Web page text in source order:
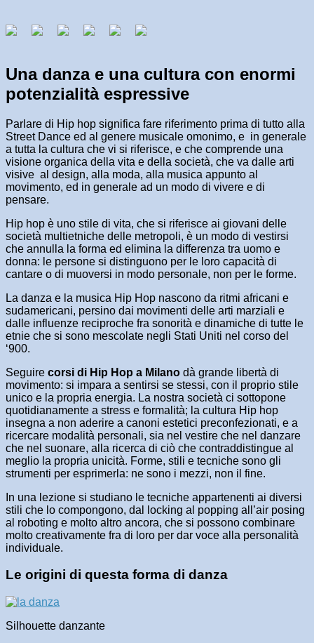
Una danza e una cultura con enormi
potenzialità espressive
Parlare di Hip hop significa fare riferimento prima di tutto alla
Street Dance ed al genere musicale omonimo, e in generale
a tutta la cultura che vi si riferisce, e che comprende una
visione organica della vita e della società, che va dalle arti
visive al design, alla moda, alla musica appunto al
movimento, ed in generale ad un modo di vivere e di
pensare.
Hip hop è uno stile di vita, che si riferisce ai giovani delle
società multietniche delle metropoli, è un modo di vestirsi
che annulla la forma ed elimina la differenza tra uomo e
donna: le persone si distinguono per le loro capacità di
cantare o di muoversi in modo personale, non per le forme.
La danza e la musica Hip Hop nascono da ritmi africani e
sudamericani, persino dai movimenti delle arti marziali e
dalle influenze reciproche fra sonorità e dinamiche di tutte le
etnie che si sono mescolate negli Stati Uniti nel corso del
‘900.
Seguire corsi di Hip Hop a Milano dà grande libertà di
movimento: si impara a sentirsi se stessi, con il proprio stile
unico e la propria energia. La nostra società ci sottopone
quotidianamente a stress e formalità; la cultura Hip hop
insegna a non aderire a canoni estetici preconfezionati, e a
ricercare modalità personali, sia nel vestire che nel danzare
che nel suonare, alla ricerca di ciò che contraddistingue al
meglio la propria unicità. Forme, stili e tecniche sono gli
strumenti per esprimerla: ne sono i mezzi, non il fine.
In una lezione si studiano le tecniche appartenenti ai diversi
stili che lo compongono, dal locking al popping all’air posing
al roboting e molto altro ancora, che si possono combinare
molto creativamente fra di loro per dar voce alla personalità
individuale.
Le origini di questa forma di danza
Silhouette danzante